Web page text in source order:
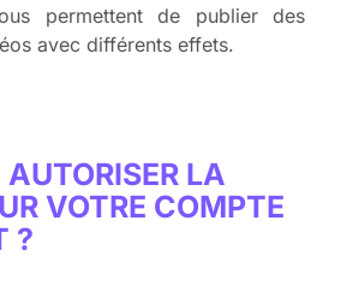
permettent de publier des
avec différents effets.
LA
VOTRE COMPTE
?